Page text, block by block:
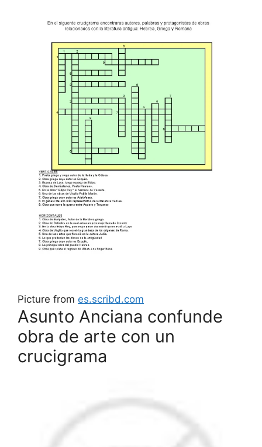
Picture from es.scribd.com
Asunto Anciana confunde
obra de arte con un
crucigrama